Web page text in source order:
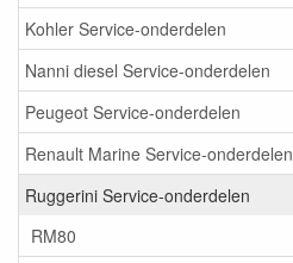
Kohler Service-onderdelen
Nanni diesel Service-onderdelen
Peugeot Service-onderdelen
Renault Marine Service-onderdelen
Ruggerini Service-onderdelen
RM80